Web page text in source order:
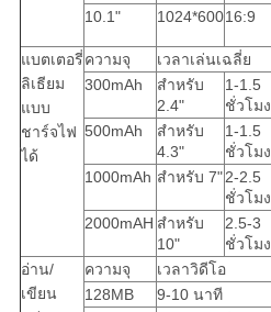
10.1"
1024*60016:9
แบตเตอรี่
ลิเธียม
แบบ
ชาร์จไฟ
ได้
ความจุ
เวลาเล่นเฉลี่ย
300mAh
สำหรับ
2.4"
1-1.5
ชั่วโมง
500mAh
สำหรับ
4.3"
1-1.5
ชั่วโมง
1000mAh สำหรับ 7"2-2.5
ชั่วโมง
2000mAH สำหรับ
10"
2.5-3
ชั่วโมง
อ่าน/
เขียน
ความจุ เวลาวิดีโอ
128MB
9-10 นาที